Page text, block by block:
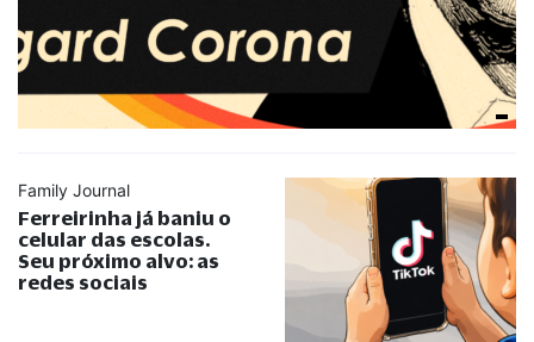
Family Journal
Ferreirinha já baniu o
celular das escolas.
Seu próximo alvo: as
redes sociais